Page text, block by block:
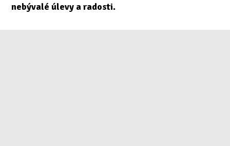
nebývalé úlevy a radosti.